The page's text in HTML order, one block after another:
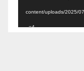
content/uploads/2025/
_=4